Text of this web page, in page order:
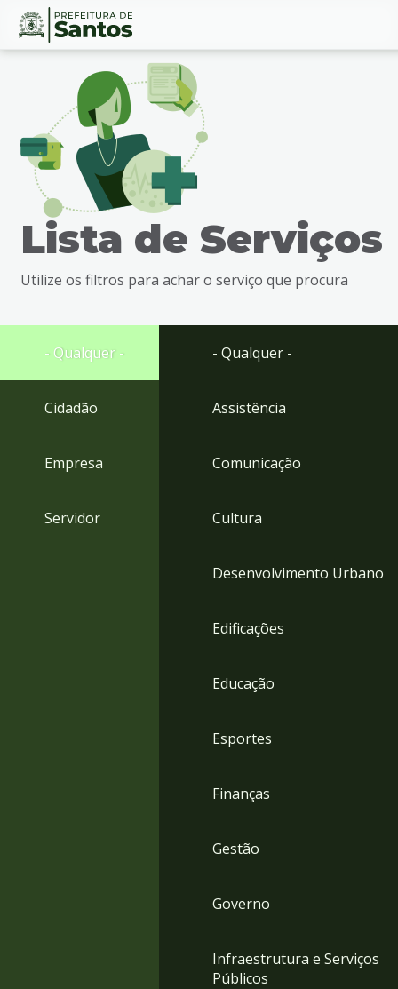
Ir
busca
Ir
rodapé
Conteúdo
Lista de Serviços
Utilize os filtros para achar o serviço que procura
- Qualquer -
Cidadão
Empresa
Servidor
- Qualquer -
Assistência
Comunicação
Cultura
Desenvolvimento Urbano
Edificações
Educação
Esportes
Finanças
Gestão
Governo
Infraestrutura e Serviços
Públicos